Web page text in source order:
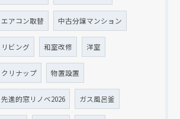
エアコン取替 中古分譲マンション
リビング 和室改修 洋室
クリナップ 物置設置
先進的窓リノベ2026 ガス風呂釜